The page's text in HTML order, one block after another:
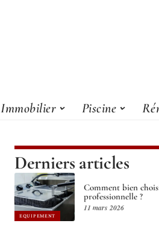
Immobilier Piscine
Derniers articles
EQUIPEMENT
Comment bien
professionnelle ?
11 mars 2026